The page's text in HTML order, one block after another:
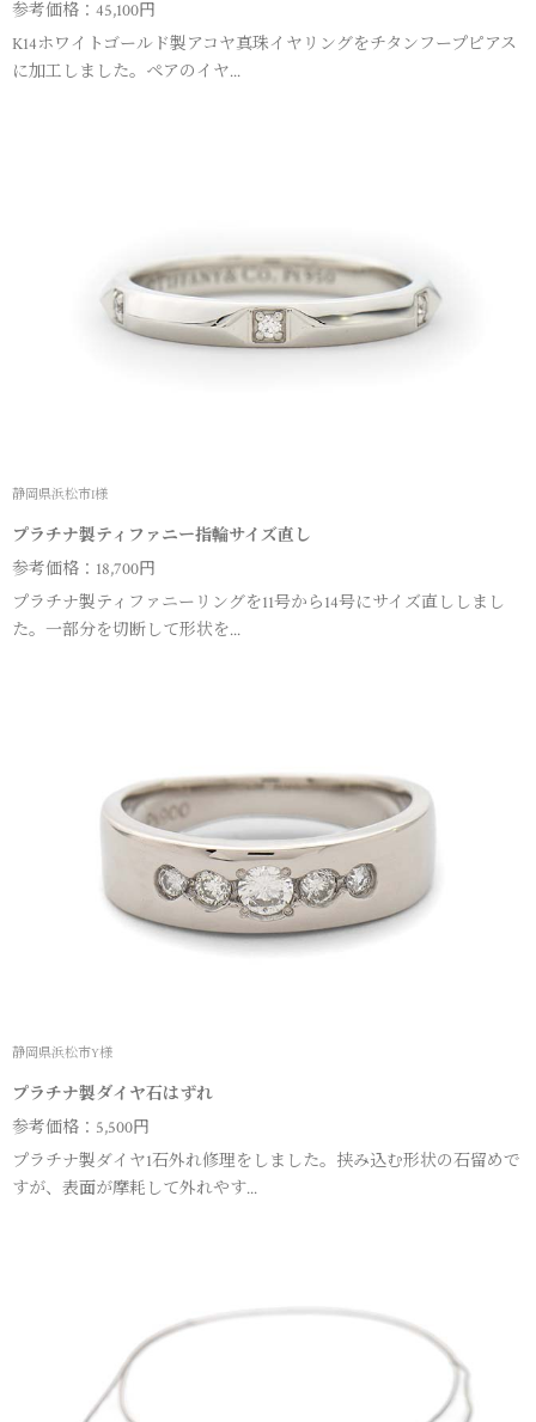
参考価格：45,100円
K14ホワイトゴールド製アコヤ真珠イヤリングをチタンフープピアス
に加工しました。ペアのイヤ...
静岡県浜松市I様
プラチナ製ティファニー指輪サイズ直し
参考価格：18,700円
プラチナ製ティファニーリングを11号から14号にサイズ直ししまし
た。一部分を切断して形状を...
静岡県浜松市Y様
プラチナ製ダイヤ石はずれ
参考価格：5,500円
プラチナ製ダイヤ1石外れ修理をしました。挟み込む形状の石留めで
すが、表面が摩耗して外れやす...